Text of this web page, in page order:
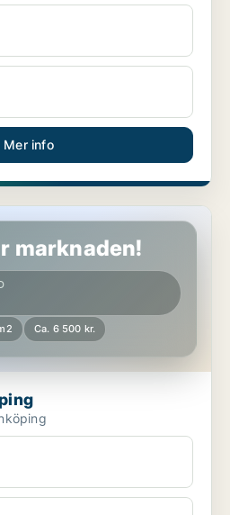
Mer info
marknaden!
Ca. 6 500 kr.